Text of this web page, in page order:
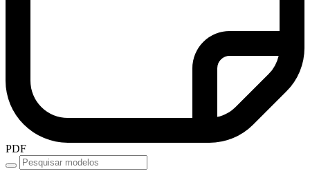
PDF